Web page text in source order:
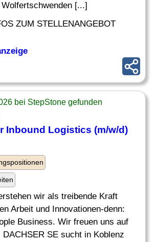
[...]
ZUM STELLENANGEBOT
bei StepStone gefunden
Inbound Logistics (m/w/d)
wir als treibende Kraft
Arbeit und Innovationen-denn:
Business. Wir freuen uns auf
DACHSER SE sucht in Koblenz